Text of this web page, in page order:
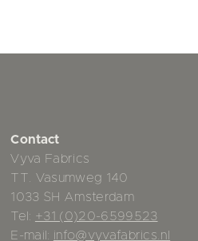
Contact
Vyva Fabrics
TT. Vasumweg 140
1033 SH Amsterdam
Tel: +31 (0)20-6599523
E-mail: info@vyvafabrics.nl